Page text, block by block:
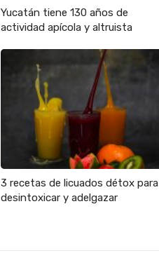
Yucatán tiene 130 años de
actividad apícola y altruista
3 recetas de licuados détox para
desintoxicar y adelgazar